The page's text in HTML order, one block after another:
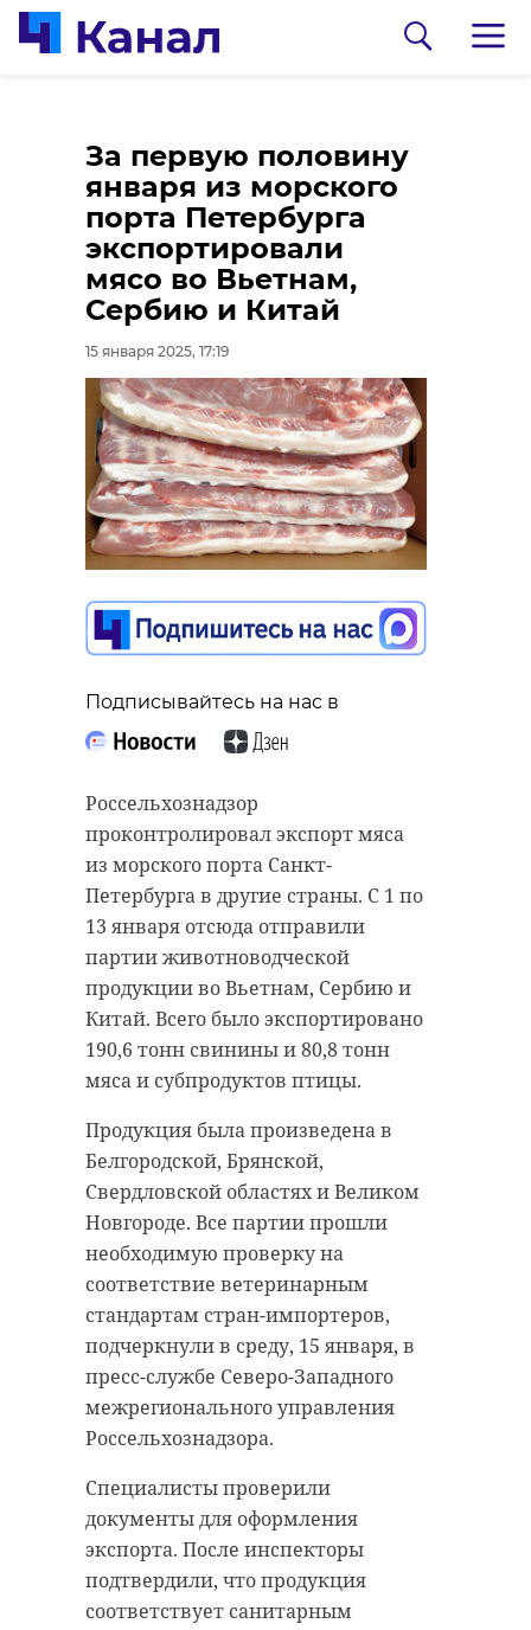
За первую половину
января из морского
порта Петербурга
экспортировали
мясо во Вьетнам,
Сербию и Китай
15 января 2025, 17:19
Подписывайтесь на нас в
Россельхознадзор
проконтролировал экспорт мяса
из морского порта Санкт-
Петербурга в другие страны. С 1 по
13 января отсюда отправили
партии животноводческой
продукции во Вьетнам, Сербию и
Китай. Всего было экспортировано
190,6 тонн свинины и 80,8 тонн
мяса и субпродуктов птицы.
Продукция была произведена в
Белгородской, Брянской,
Свердловской областях и Великом
Новгороде. Все партии прошли
необходимую проверку на
соответствие ветеринарным
стандартам стран-импортеров,
подчеркнули в среду, 15 января, в
пресс-службе Северо-Западного
межрегионального управления
Россельхознадзора.
Специалисты проверили
документы для оформления
экспорта. После инспекторы
подтвердили, что продукция
соответствует санитарным
Энергетики усилили
подстанцию
"Цвелодубово"
15 января 2025, 17:22
Подписывайтесь на нас в
Специалисты "Россети Ленэнерго"
повысили надежность
районе Ленобласти. Энергетики
увеличили пропускную мощность
подстанции 35 кВ "Цвелодубово" и
заменили на объекте силовой
трансформатор.
Работы выполнены в рамках
программы по замене
перегружаемых трансформаторов,
сообщили в компании.
повысили мощность сети для
почти 2 тысяч жителей
Цвелодубово, Лебяжье и Яковлево,
а также социальных объектов.
Мощное оборудование обеспечит
надежную подачу электричества в
период зимнего максимума
нагрузок.
Фото: "Россети Ленэнерго"
выборгский район
россети ленэнерго
электроснабжение
Под Выборгом
ликвидируют горную
выработку после
вмешательства
прокуратуры
15 января 2025, 17:04
прокуратура по поручению
прокурора 47 региона Сергея
Жуковского проверила процесс
рекультивации месторождения
"Воронцовское – 2" в Выборгском
районе. В ходе инспекции нашли
нарушения требований лицензии
на использование недр и
загрязнение отходами, что
привело к утрате полезных
Для устранения нарушений
прокуратура обратилась в
арбитражный суд с требованием
обязать компанию ликвидировать
горную выработку, убрать отходы
и провести необходимые работы
для восстановления территории.
Суд признал требования
прокуратуры обоснованными и
полностью удовлетворил иск.
Природоохранная прокуратура
продолжает контролировать
процесс устранения нарушений.